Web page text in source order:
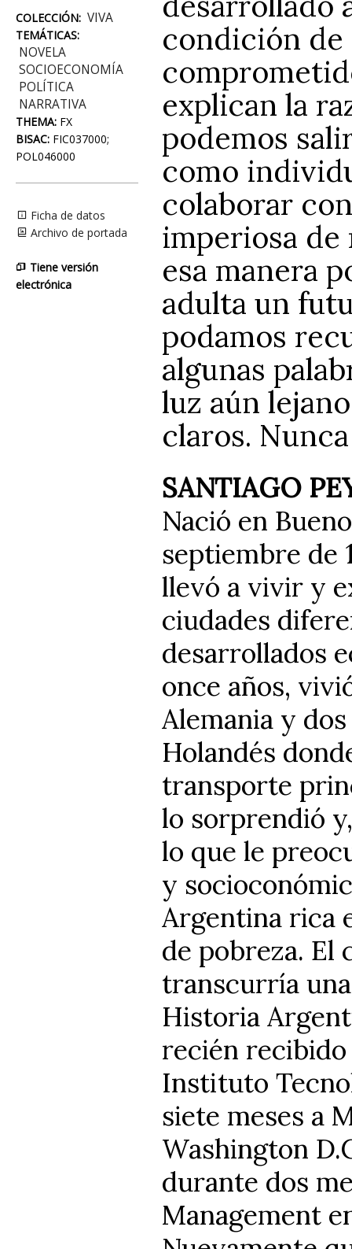
COLECCIÓN: VIVA
TEMÁTICAS:
NOVELA
SOCIOECONOMÍA
POLÍTICA
NARRATIVA
THEMA: FX
BISAC: FIC037000;
POL046000
Ficha de datos
Archivo de portada
Tiene versión
electrónica
condición de
explican la
podemos
como
colaborar
imperiosa de
esa manera
adulta un
podamos
algunas
luz aún
claros.
SANTIAGO
Nació en
septiembre de
llevó a vivir y
ciudades
desarrollados
once años,
Alemania y
Holandés
transporte
lo sorprendió
lo que le
y
Argentina rica
de pobreza. El
transcurría
Historia
recién
Instituto
siete meses a
Washington
durante dos
Management